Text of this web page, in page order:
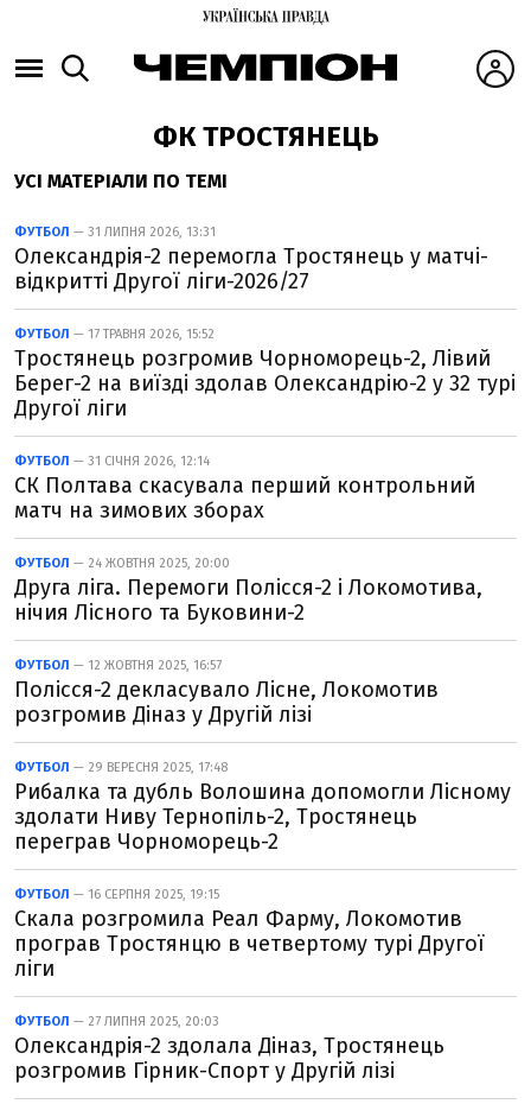
ФК ТРОСТЯНЕЦЬ
УСІ МАТЕРІАЛИ ПО ТЕМІ
ФУТБОЛ — 31 ЛИПНЯ 2026, 13:31
Олександрія-2 перемогла Тростянець у матчі-
відкритті Другої ліги-2026/27
ФУТБОЛ — 17 ТРАВНЯ 2026, 15:52
Тростянець розгромив Чорноморець-2, Лівий
Берег-2 на виїзді здолав Олександрію-2 у 32 турі
Другої ліги
ФУТБОЛ — 31 СІЧНЯ 2026, 12:14
СК Полтава скасувала перший контрольний
матч на зимових зборах
ФУТБОЛ — 24 ЖОВТНЯ 2025, 20:00
Друга ліга. Перемоги Полісся-2 і Локомотива,
нічия Лісного та Буковини-2
ФУТБОЛ — 12 ЖОВТНЯ 2025, 16:57
Полісся-2 декласувало Лісне, Локомотив
розгромив Діназ у Другій лізі
ФУТБОЛ — 29 ВЕРЕСНЯ 2025, 17:48
Рибалка та дубль Волошина допомогли Лісному
здолати Ниву Тернопіль-2, Тростянець
переграв Чорноморець-2
ФУТБОЛ — 16 СЕРПНЯ 2025, 19:15
Скала розгромила Реал Фарму, Локомотив
програв Тростянцю в четвертому турі Другої
ліги
ФУТБОЛ — 27 ЛИПНЯ 2025, 20:03
Олександрія-2 здолала Діназ, Тростянець
розгромив Гірник-Спорт у Другій лізі